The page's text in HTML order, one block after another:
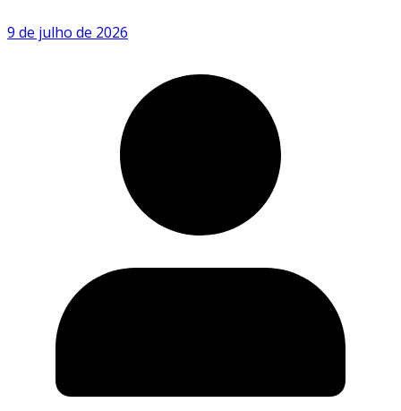
9 de julho de 2026